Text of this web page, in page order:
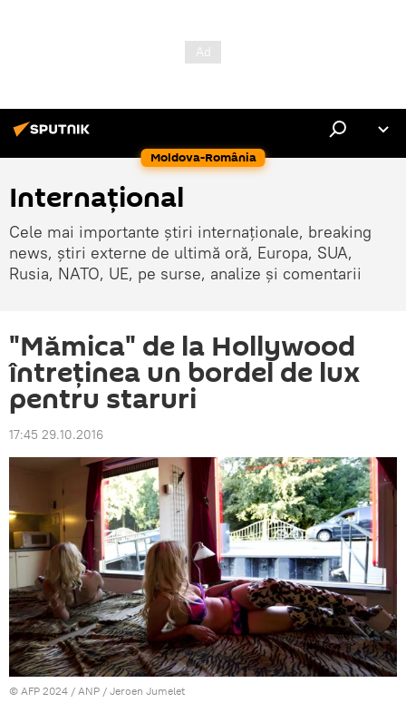
Moldova-România
Internaţional
Cele mai importante știri internaționale, breaking
news, știri externe de ultimă oră, Europa, SUA,
Rusia, NATO, UE, pe surse, analize și comentarii
"Mămica" de la Hollywood
întreținea un bordel de lux
pentru staruri
17:45 29.10.2016
© AFP 2024 / ANP / Jeroen Jumelet